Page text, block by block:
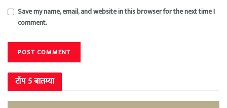
Save my name, email, and website in this browser for the next time I
comment.
टॉप 5 बातम्या